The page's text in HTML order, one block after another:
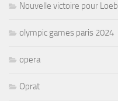
Nouvelle victoire pour Loeb
olympic games paris 2024
opera
Oprat